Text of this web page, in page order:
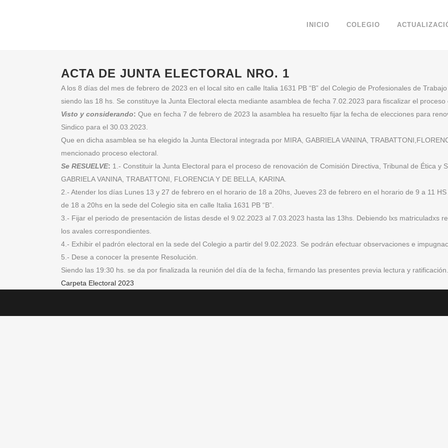
INICIO COLEGIO
ACTA DE JUNTA ELECTORAL NRO. 1
A los 8 días del mes de febrero de 2023 en el local sito en calle Italia 1631 PB “B” del Colegio de Profesionales de
siendo las 18 hs. Se constituye la Junta Electoral electa mediante asamblea de fecha 7.02.2023 para fiscalizar el
Visto y considerando: Que en fecha 7 de febrero de 2023 la asamblea ha resuelto fijar la fecha de elecciones para
Sindico para el 30.03.2023.
Que en dicha asamblea se ha elegido la Junta Electoral integrada por MIRA, GABRIELA VANINA,
mencionado proceso electoral.
Se RESUELVE: 1.- Constituir la Junta Electoral para el proceso de renovación de Comisión Directiva, Tribunal de Ética y
GABRIELA VANINA, TRABATTONI, FLORENCIA Y DE BELLA, KARINA.
2.- Atender los días Lunes 13 y 27 de febrero en el horario de 18 a 20hs, Jueves 23 de febrero en el horario de 9 a 11
de 18 a 20hs en la sede del Colegio sita en calle Italia 1631 PB “B”.
3.- Fijar el periodo de presentación de listas desde el 9.02.2023 al 7.03.2023 hasta las 13hs. Debiendo lxs matriculadxs
los avales correspondientes.
4.- Exhibir el padrón electoral en la sede del Colegio a partir del 9.02.2023. Se podrán efectuar observaciones e
5.- Dese a conocer la presente Resolución.
Siendo las 19:30 hs. se da por finalizada la reunión del día de la fecha, firmando las presentes previa lectura y ratificación.
Carpeta Electoral 2023